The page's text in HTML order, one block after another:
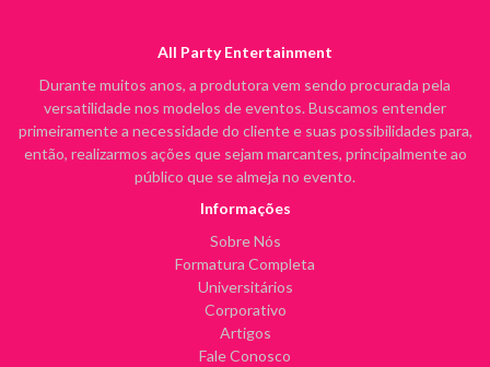
All Party Entertainment
Durante muitos anos, a produtora vem sendo procurada pela
versatilidade nos modelos de eventos. Buscamos entender
primeiramente a necessidade do cliente e suas possibilidades para,
então, realizarmos ações que sejam marcantes, principalmente ao
público que se almeja no evento.
Informações
Sobre Nós
Formatura Completa
Universitários
Corporativo
Artigos
Fale Conosco